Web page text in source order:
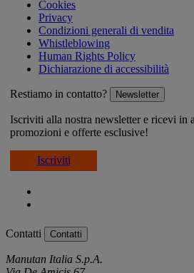
Cookies
Privacy
Condizioni generali di vendita
Whistleblowing
Human Rights Policy
Dichiarazione di accessibilità
Restiamo in contatto? Newsletter
Iscriviti alla nostra newsletter e ricevi in
promozioni e offerte esclusive!
Iscriviti
Contatti Contatti
Manutan Italia S.p.A.